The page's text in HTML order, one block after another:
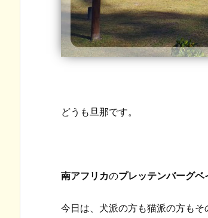
どうも旦那です。
南アフリカのプレッテンバーグベ
今日は、犬派の方も猫派の方も